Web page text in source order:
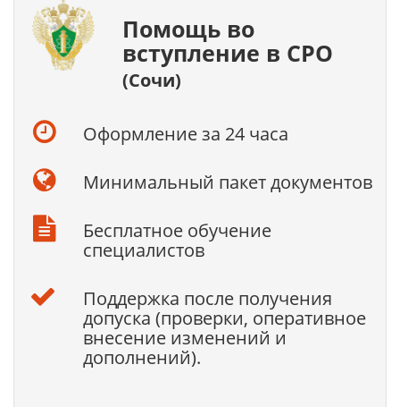
Помощь во
вступление в СРО
(Сочи)
Оформление за 24 часа
Минимальный пакет документов
Бесплатное обучение
специалистов
Поддержка после получения
допуска (проверки, оперативное
внесение изменений и
дополнений).